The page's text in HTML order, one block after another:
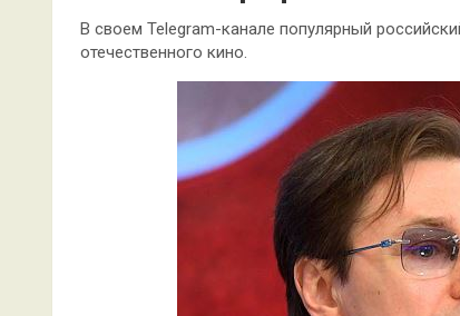
В своем Telegram-канале популярный
отечественного кино.